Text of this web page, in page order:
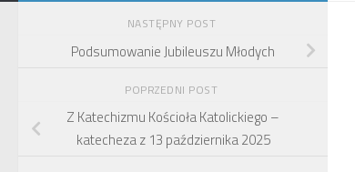
NASTĘPNY POST
Podsumowanie Jubileuszu Młodych
POPRZEDNI POST
Z Katechizmu Kościoła Katolickiego –
katecheza z 13 października 2025